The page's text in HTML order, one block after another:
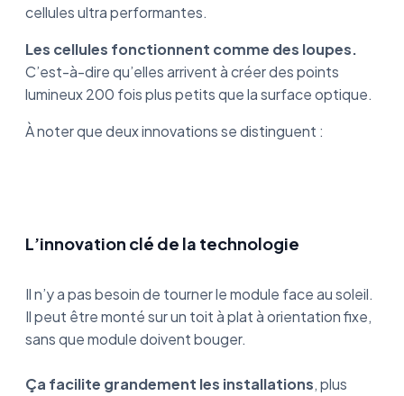
cellules ultra performantes.
Les cellules fonctionnent comme des loupes.
C’est-à-dire qu’elles arrivent à créer des points
lumineux 200 fois plus petits que la surface optique.
À noter que deux innovations se distinguent :
L’innovation clé de la technologie
Il n’y a pas besoin de tourner le module face au soleil.
Il peut être monté sur un toit à plat à orientation fixe,
sans que module doivent bouger.
Ça facilite grandement les installations, plus